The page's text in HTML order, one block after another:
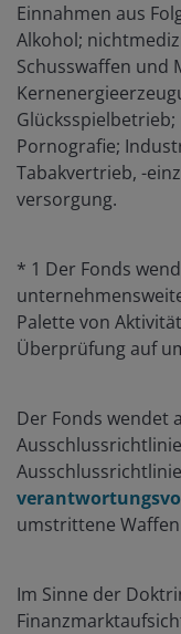
Einnahmen aus
Alkohol;
Schusswaffen und
Pornografie;
Tabakvertrieb, -
versorgung.
* 1 Der Fonds
Palette von
Überprüfung auf
Der Fonds wendet
umstrittene
Im Sinne der